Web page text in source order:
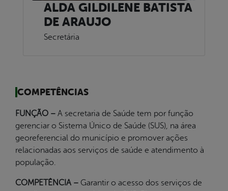
ALDA GILDILENE BATISTA
DE ARAUJO
Secretária
COMPETÊNCIAS
FUNÇÃO – A secretaria de Saúde tem por função
gerenciar o Sistema Único de Saúde (SUS), na área
georeferencial do município e promover ações
relacionadas aos serviços de saúde e atendimento à
população.
COMPETÊNCIA – Garantir o acesso dos serviços de